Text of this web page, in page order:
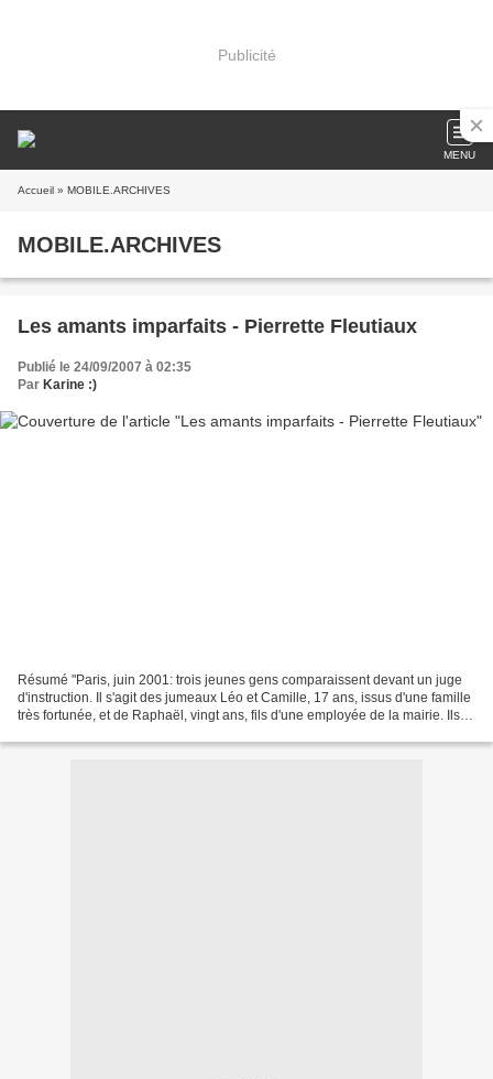
Publicité
MENU
Accueil » MOBILE.ARCHIVES
MOBILE.ARCHIVES
Les amants imparfaits - Pierrette Fleutiaux
Publié le 24/09/2007 à 02:35
Par Karine :)
Résumé "Paris, juin 2001: trois jeunes gens comparaissent devant un juge
d'instruction. Il s'agit des jumeaux Léo et Camille, 17 ans, issus d'une famille
très fortunée, et de Raphaël, vingt ans, fils d'une employée de la mairie. Ils